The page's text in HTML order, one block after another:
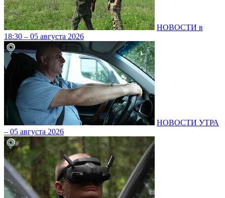
НОВОСТИ в
18:30 – 05 августа 2026
НОВОСТИ УТРА
– 05 августа 2026